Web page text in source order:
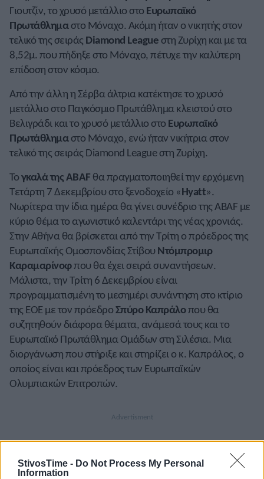
StivosTime - Do Not Process My Personal
Information
Γιουτζίν, το χρυσό μετάλλιο στο Ευρωπαϊκό
Πρωτάθλημαστο Μόναχο. Ακόμη ήταν ο νικητής στον
τελικό της σειράς Diamond League στη Ζυρίχη και με τα
8,52μ. που πήδηξε στο Μόναχο, πέτυχε την καλύτερη
επίδοση στον κόσμο.
Από την άλλη η Σέρβα άλτρια κατέκτησε το χρυσό
μετάλλιο στο Παγκόσμιο Πρωτάθλημα κλειστού στο
Βελιγράδι και το χρυσό μετάλλιο στο Ευρωπαϊκό
Πρωτάθλημαστο Μόναχο, ενώ ήταν νικήτρια στον
τελικό της σειράς Diamond League στη Ζυρίχη.
Τογκαλά της ABAF θα πραγματοποιηθεί την ερχόμενη
Τετάρτη 7 Δεκεμβρίου στο ξενοδοχείο «Hyatt».
Νωρίτερα την ίδια ημέρα θα γίνει συνέδριο της ABAF με
κύριο θέμα το αγωνιστικό καλεντάρι της νέας χρονιάς.
Στην Αθήνα θα βρίσκεται από την Τρίτη ο πρόεδρος της
Ευρωπαϊκής Ομοσπονδίας Στίβου Ντόμπρομιρ
Καραμαρίνοφπου θα έχει σειρά συναντήσεων.
Μάλιστα, την Τρίτη 6 Δεκεμβρίου είναι
προγραμματισμένη το μεσημέρι συνάντηση στο κτίριο
της ΕΟΕ με τον πρόεδροΣπύρο Καπράλοπου θα
συζητηθούν διάφορα θέματα, ανάμεσά τους και το
Ευρωπαϊκό Πρωτάθλημα Ομάδων στη Σιλέσια. Μια
διοργάνωση που στήριξε και στηρίζει ο κ. Καπράλος, ο
οποίος είναι και πρόεδρος των Ευρωπαϊκών
Ολυμπιακών Επιτροπών.